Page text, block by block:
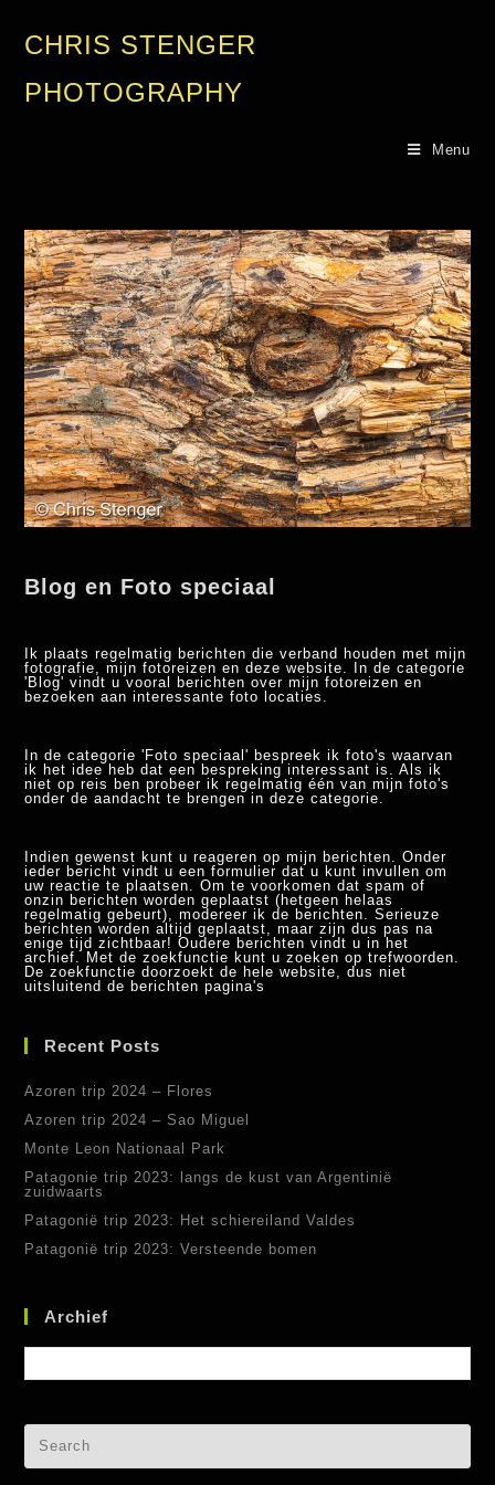
CHRIS STENGER
PHOTOGRAPHY
Menu
Blog en Foto speciaal
Ik plaats regelmatig berichten die verband houden met mijn
fotografie, mijn fotoreizen en deze website. In de categorie
'Blog' vindt u vooral berichten over mijn fotoreizen en
bezoeken aan interessante foto locaties.
In de categorie 'Foto speciaal' bespreek ik foto's waarvan
ik het idee heb dat een bespreking interessant is. Als ik
niet op reis ben probeer ik regelmatig één van mijn foto's
onder de aandacht te brengen in deze categorie.
Indien gewenst kunt u reageren op mijn berichten. Onder
ieder bericht vindt u een formulier dat u kunt invullen om
uw reactie te plaatsen. Om te voorkomen dat spam of
onzin berichten worden geplaatst (hetgeen helaas
regelmatig gebeurt), modereer ik de berichten. Serieuze
berichten worden altijd geplaatst, maar zijn dus pas na
enige tijd zichtbaar! Oudere berichten vindt u in het
archief. Met de zoekfunctie kunt u zoeken op trefwoorden.
De zoekfunctie doorzoekt de hele website, dus niet
uitsluitend de berichten pagina's
Recent Posts
Azoren trip 2024 – Flores
Azoren trip 2024 – Sao Miguel
Monte Leon Nationaal Park
Patagonie trip 2023: langs de kust van Argentinië
zuidwaarts
Patagonië trip 2023: Het schiereiland Valdes
Patagonië trip 2023: Versteende bomen
Archief
Archief